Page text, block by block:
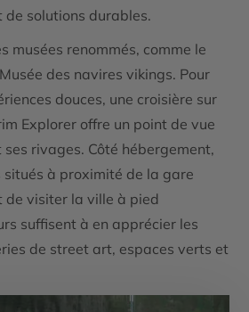
solutions durables.
musées renommés, comme le
des navires vikings. Pour
douces, une croisière sur
Explorer offre un point de vue
rivages. Côté hébergement,
situés à proximité de la gare
visiter la ville à pied
suffisent à en apprécier les
de street art, espaces verts et